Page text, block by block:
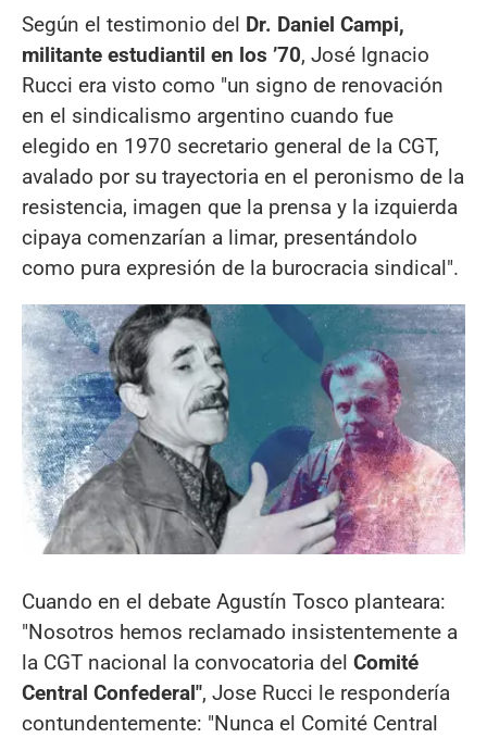
Según el testimonio del Dr. Daniel Campi,
militante estudiantil en los ’70, José Ignacio
Rucci era visto como "un signo de renovación
en el sindicalismo argentino cuando fue
elegido en 1970 secretario general de la CGT,
avalado por su trayectoria en el peronismo de la
resistencia, imagen que la prensa y la izquierda
cipaya comenzarían a limar, presentándolo
como pura expresión de la burocracia sindical".
Cuando en el debate Agustín Tosco planteara:
"Nosotros hemos reclamado insistentemente a
la CGT nacional la convocatoria del Comité
Central Confederal", Jose Rucci le respondería
contundentemente: "Nunca el Comité Central